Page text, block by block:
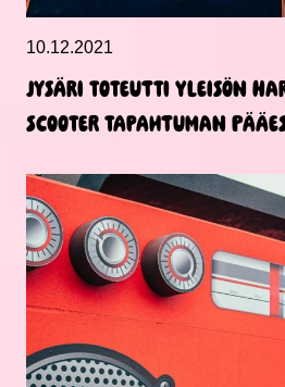
10.12.2021
Jysäri toteutti yleisön
Scooter tapahtuman